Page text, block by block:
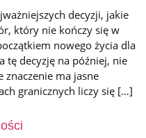
decyzji, jakie
który nie kończy się w
nowego życia dla
tę decyzję na później, nie
znaczenie ma jasne
granicznych liczy się […]
☀
animacje
kursor
TŁA STRONY